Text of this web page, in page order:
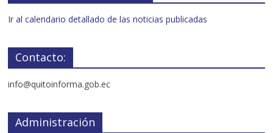
Ir al calendario detallado de las noticias publicadas
Contacto:
info@quitoinforma.gob.ec
Administración